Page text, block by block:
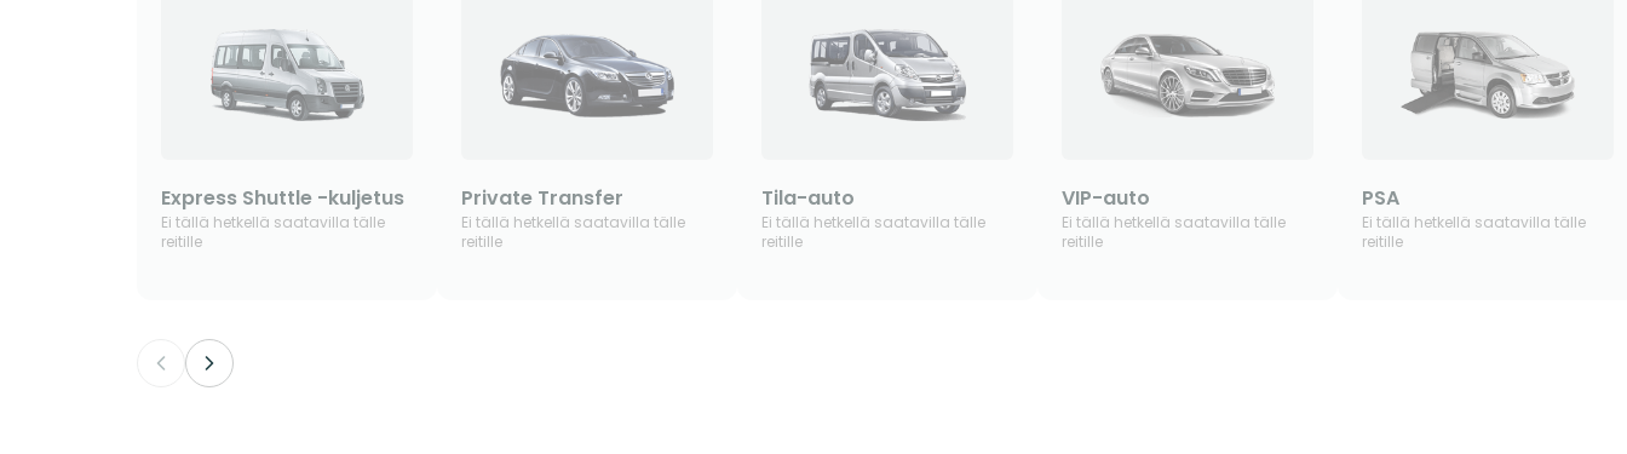
Express Shuttle -kuljetus
Ei tällä hetkellä saatavilla tälle
reitille
Private Transfer
Ei tällä hetkellä saatavilla tälle
reitille
Tila-auto
Ei tällä hetkellä saatavilla tälle
reitille
VIP-auto
Ei tällä hetkellä saatavilla tälle
reitille
PSA
Ei tällä hetkellä saatavilla tälle
reitille